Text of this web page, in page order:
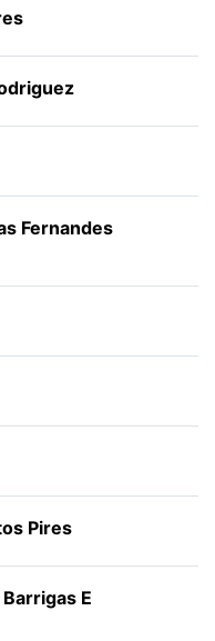
Fernandes
Pires
E